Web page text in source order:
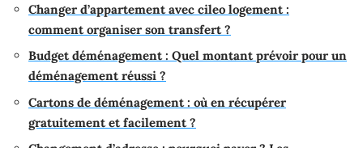
Changer d’appartement avec cileo logement :
comment organiser son transfert ?
Budget déménagement : Quel montant prévoir pour un
déménagement réussi ?
Cartons de déménagement : où en récupérer
gratuitement et facilement ?